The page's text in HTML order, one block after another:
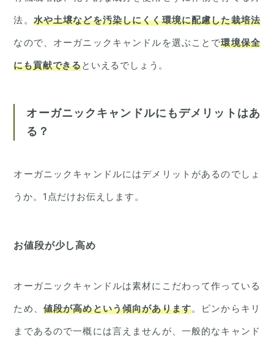
法。 水や土壌などを汚染しにくく環境に配慮した栽培法
なので、オーガニックキャンドルを選ぶことで環境保全
にも貢献できるといえるでしょう。
オーガニックキャンドルにもデメリットはあ
る？
オーガニックキャンドルにはデメリットがあるのでしょ
うか。1点だけお伝えします。
お値段が少し高め
オーガニックキャンドルは素材にこだわって作っている
ため、 値段が高めという傾向があります。ピンからキリ
まであるので一概には言えませんが、一般的なキャンド